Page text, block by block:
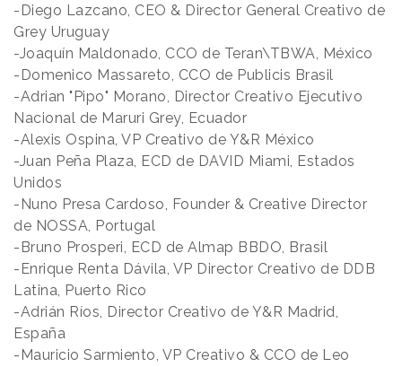
-Diego Lazcano, CEO & Director General Creativo de
Grey Uruguay
-Joaquín Maldonado, CCO de Teran\TBWA, México
-Domenico Massareto, CCO de Publicis Brasil
-Adrian "Pipo" Morano, Director Creativo Ejecutivo
Nacional de Maruri Grey, Ecuador
-Alexis Ospina, VP Creativo de Y&R México
-Juan Peña Plaza, ECD de DAVID Miami, Estados
Unidos
-Nuno Presa Cardoso, Founder & Creative Director
de NOSSA, Portugal
-Bruno Prosperi, ECD de Almap BBDO, Brasil
-Enrique Renta Dávila, VP Director Creativo de DDB
Latina, Puerto Rico
-Adrián Ríos, Director Creativo de Y&R Madrid,
España
-Mauricio Sarmiento, VP Creativo & CCO de Leo